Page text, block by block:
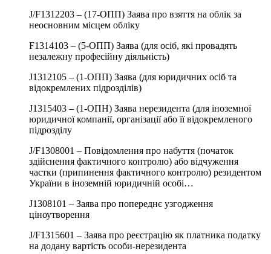
J/F1312203 – (17-ОПП) Заява про взяття на облік за
неосновним місцем обліку
F1314103 – (5-ОПП) Заява (для осіб, які провадять
незалежну професійну діяльність)
J1312105 – (1-ОПП) Заява (для юридичних осіб та
відокремлених підрозділів)
J1315403 – (1-ОПН) Заява нерезидента (для іноземної
юридичної компанії, організації або її відокремленого
підрозділу
J/F1308001 – Повідомлення про набуття (початок
здійснення фактичного контролю) або відчуження
частки (припинення фактичного контролю) резидентом
України в іноземній юридичній особі…
J1308101 – Заява про попереднє узгодження
ціноутворення
J/F1315601 – Заява про реєстрацію як платника податку
на додану вартість особи-нерезидента